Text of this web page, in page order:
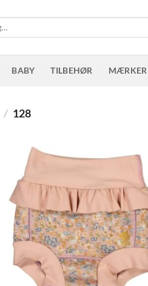
BABY TILBEHØR MÆRKER
/ 128